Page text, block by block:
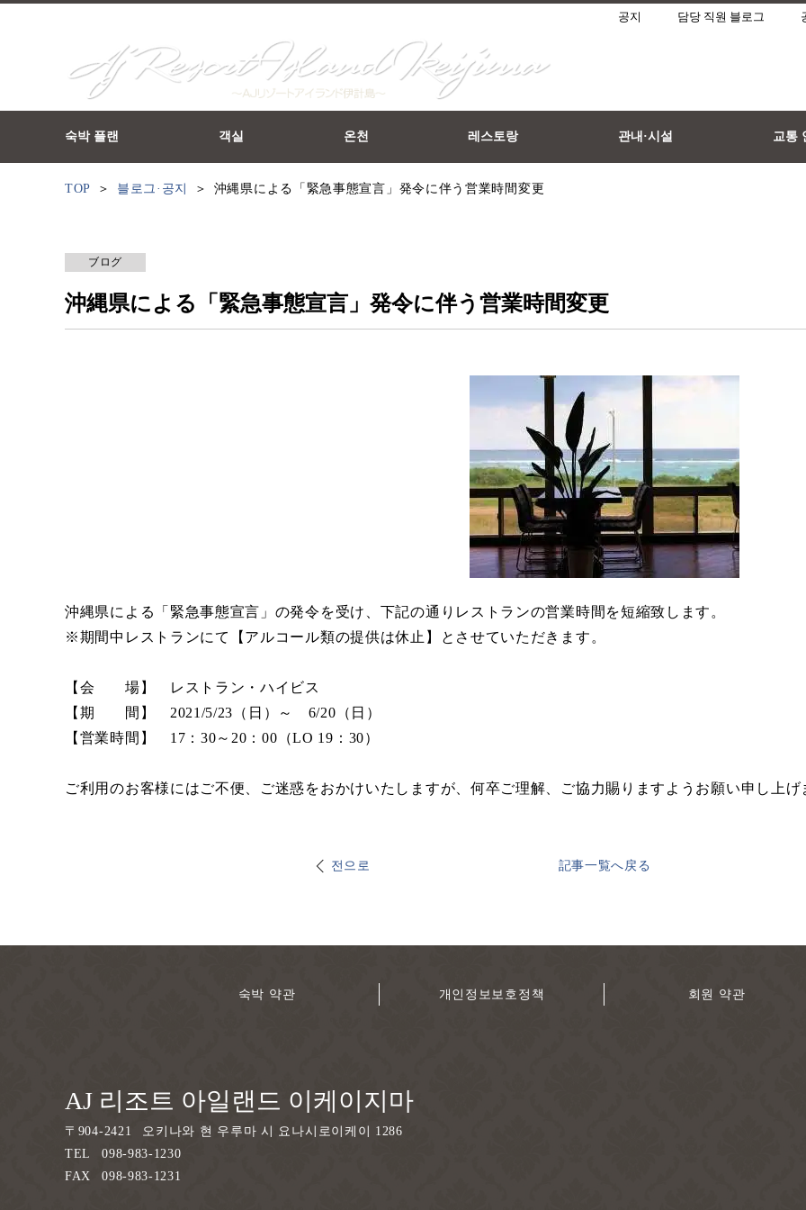
공지 담당 직원 블로그
숙박 플랜 객실 온천 레스토랑 관내·시설 교통
TOP 블로그·공지 沖縄県による「緊急事態宣言」発令に伴う営業時間変更
ブログ
沖縄県による「緊急事態宣言」発令に伴う営業時間変更
沖縄県による「緊急事態宣言」の発令を受け、下記の通りレストランの営業時間を短縮致します。
※期間中レストランにて【アルコール類の提供は休止】とさせていただきます。
【会 場】 レストラン・ハイビス
【期 間】 2021/5/23（日）～ 6/20（日）
【営業時間】 17：30～20：00（LO 19：30）
ご利用のお客様にはご不便、ご迷惑をおかけいたしますが、何卒ご理解、ご協力賜りますようお願い申し上げ
전으로 記事一覧へ戻る
숙박 약관 개인정보보호정책 회원 약관
AJ 리조트 아일랜드 이케이지마
〒 904-2421
오키나와 현 우루마 시 요나시로이케이 1286
TEL
098-983-1230
FAX
098-983-1231